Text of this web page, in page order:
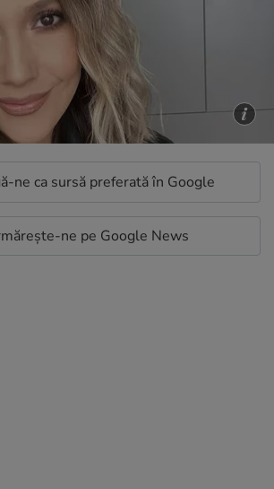
ne ca sursă preferată în Google
ne pe Google News